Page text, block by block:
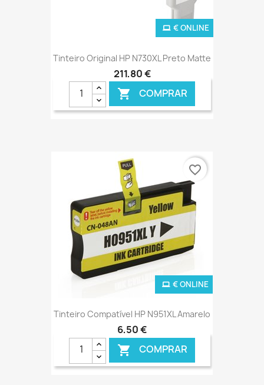
Tinteiro Original HP N730XL Preto Matte
211,80 €
 COMPRAR
€ ONLINE
Tinteiro Compatível HP N951XL Amarelo
6,50 €
 COMPRAR
€ ONLINE
favorite_border